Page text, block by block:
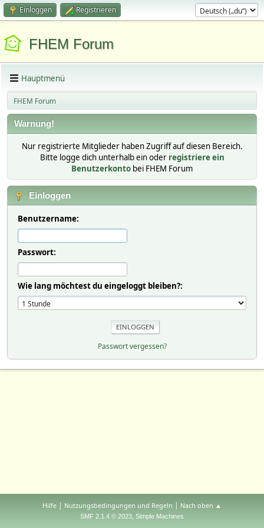
Einloggen Registrieren
FHEM Forum
Hauptmenü
FHEM Forum
Warnung!
Nur registrierte Mitglieder haben Zugriff auf diesen Bereich.
Bitte logge dich unterhalb ein oder registriere ein
Benutzerkonto bei FHEM Forum
Einloggen
Benutzername:
Passwort:
Wie lang möchtest du eingeloggt bleiben?:
Passwort vergessen?
Hilfe | Nutzungsbedingungen und Regeln | Nach oben ▲
SMF 2.1.4 © 2023, Simple Machines